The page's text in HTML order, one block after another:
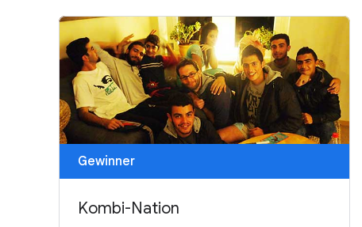
Gewinner
Kombi-Nation